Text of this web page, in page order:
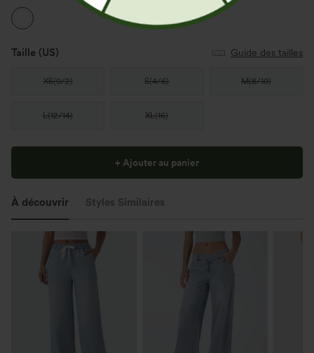
Taille (US) Guide des tailles
XS(0/2) S(4/6) M(8/10)
L(12/14) XL(16)
+ Ajouter au panier
À découvrir Styles Similaires